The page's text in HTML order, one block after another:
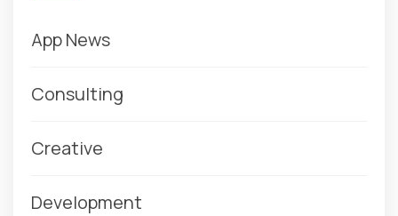
App News
Consulting
Creative
Development